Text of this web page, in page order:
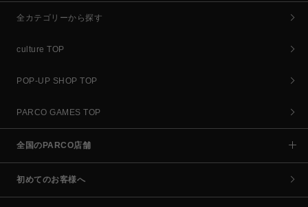
全カテゴリーから探す
culture TOP
POP-UP SHOP TOP
PARCO GAMES TOP
全国のPARCO店舗
初めてのお客様へ